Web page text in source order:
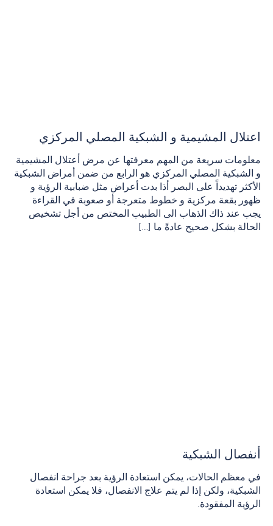
اعتلال المشيمية و الشبكية المصلي المركزي
معلومات سريعة من المهم معرفتها عن مرض أعتلال المشيمية
و الشبكية المصلي المركزي هو الرابع من ضمن أمراض الشبكية
الأكثر تهديداً على البصر أذا بدت أعراض مثل ضبابية الرؤية و
ظهور بقعة مركزية و خطوط متعرجة أو صعوبة في القراءة
يجب عند ذاك الذهاب الى الطبيب المختص من أجل تشخيص
الحالة بشكل صحيح عادةً ما […]
أنفصال الشبكية
في معظم الحالات، يمكن استعادة الرؤية بعد جراحة انفصال
الشبكية، ولكن إذا لم يتم علاج الانفصال، فلا يمكن استعادة
الرؤية المفقودة.